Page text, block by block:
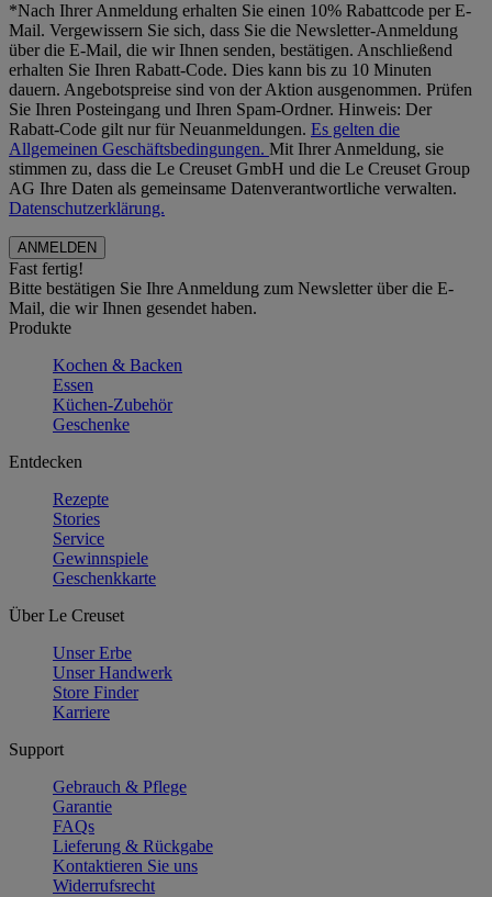
*Nach Ihrer Anmeldung erhalten Sie einen 10% Rabattcode per E-
Mail. Vergewissern Sie sich, dass Sie die Newsletter-Anmeldung
über die E-Mail, die wir Ihnen senden, bestätigen. Anschließend
erhalten Sie Ihren Rabatt-Code. Dies kann bis zu 10 Minuten
dauern. Angebotspreise sind von der Aktion ausgenommen. Prüfen
Sie Ihren Posteingang und Ihren Spam-Ordner. Hinweis: Der
Rabatt-Code gilt nur für Neuanmeldungen. Es gelten die
Allgemeinen Geschäftsbedingungen. Mit Ihrer Anmeldung, sie
stimmen zu, dass die Le Creuset GmbH und die Le Creuset Group
AG Ihre Daten als gemeinsame Datenverantwortliche verwalten.
Datenschutzerklärung.
Fast fertig!
Bitte bestätigen Sie Ihre Anmeldung zum Newsletter über die E-
Mail, die wir Ihnen gesendet haben.
Produkte
Kochen & Backen
Essen
Küchen-Zubehör
Geschenke
Entdecken
Rezepte
Stories
Service
Gewinnspiele
Geschenkkarte
Über Le Creuset
Unser Erbe
Unser Handwerk
Store Finder
Karriere
Support
Gebrauch & Pflege
Garantie
FAQs
Lieferung & Rückgabe
Kontaktieren Sie uns
Widerrufsrecht